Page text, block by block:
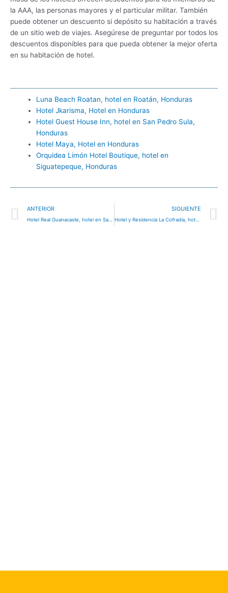
la AAA, las personas mayores y el particular militar. También
puede obtener un descuento si depósito su habitación a través
de un sitio web de viajes. Asegúrese de preguntar por todos los
descuentos disponibles para que pueda obtener la mejor oferta
en su habitación de hotel.
Luna Beach Roatan, hotel en Roatán, Honduras
Hotel Jkarisma, Hotel en Honduras
Hotel Guest House Inn, hotel en San Pedro Sula,
Honduras
Hotel Maya, Hotel en Honduras
Orquidea Limón Hotel Boutique, hotel en
Siguatepeque, Honduras
Ant
ANTERIOR
Hotel Real Guanacaste, hotel en San Pedro Sula, Honduras
SIGUIENTE
Hotel y Residencia La Cofradía, hotel en Santa Rosa de Copán, Honduras